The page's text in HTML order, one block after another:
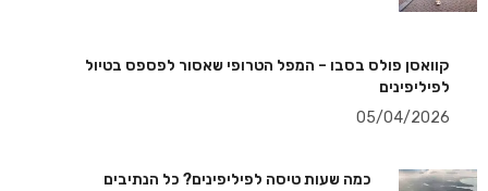
קוואסן פולס בסבו – המפל הטרופי שאסור לפספס בטיול
לפיליפינים
05/04/2026
כמה שעות טיסה לפיליפינים? כל הנתיבים